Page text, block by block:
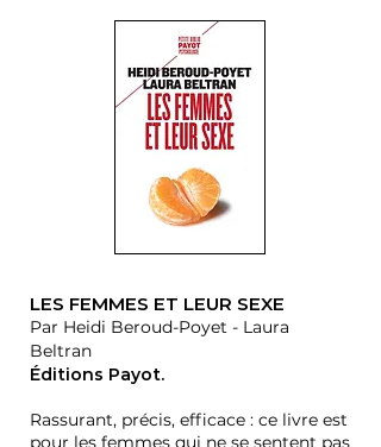
LES FEMMES ET LEUR SEXE
Par Heidi Beroud-Poyet - Laura
Beltran
Éditions Payot.
Rassurant, précis, efficace : ce livre est
pour les femmes qui ne se sentent pas